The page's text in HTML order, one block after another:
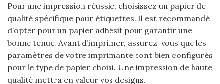
Pour une impression réussie, choisissez un papier de
qualité spécifique pour étiquettes. Il est recommandé
d’opter pour un papier adhésif pour garantir une
bonne tenue. Avant d’imprimer, assurez-vous que les
paramètres de votre imprimante sont bien configurés
pour le type de papier choisi. Une impression de haute
qualité mettra en valeur vos designs.